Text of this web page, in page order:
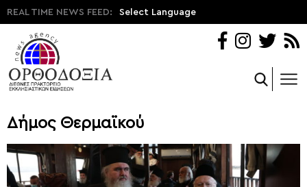
REAL TIME NEWS FEED: Select Language
Δήμος Θερμαϊκού